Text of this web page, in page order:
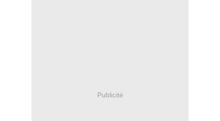
Publicité